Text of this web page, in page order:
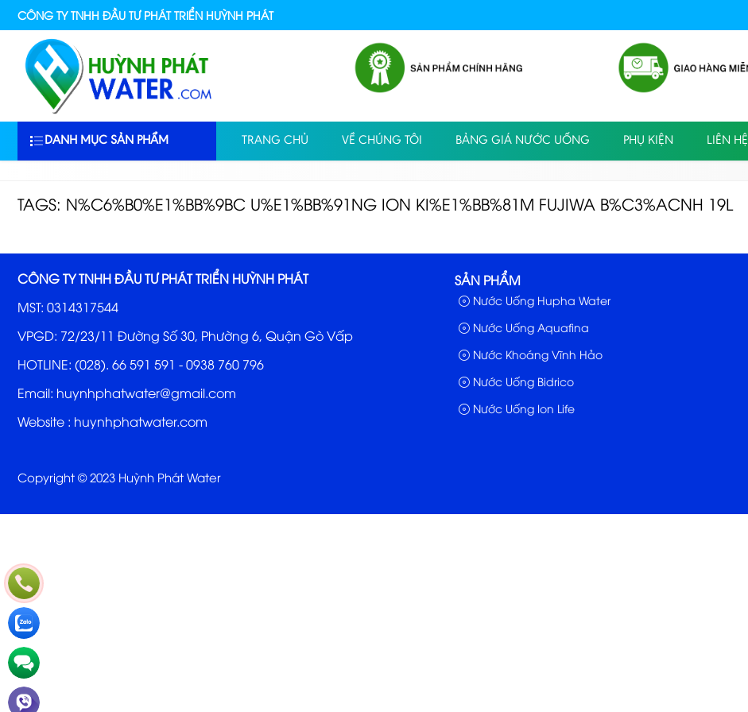
CÔNG TY TNHH ĐẦU TƯ PHÁT TRIỂN HUỲNH PHÁT
DANH MỤC SẢN PHẨM TRANG CHỦ VỀ CHÚNG TÔI BẢNG GIÁ NƯỚC UỐNG PHỤ KIỆN LIÊN HỆ
TAGS: N%C6%B0%E1%BB%9BC U%E1%BB%91NG ION KI%E1%BB%81M FUJIWA B%C3%ACNH 19L
CÔNG TY TNHH ĐẦU TƯ PHÁT TRIỂN HUỲNH PHÁT
MST: 0314317544
VPGD: 72/23/11 Đường Số 30, Phường 6, Quận Gò Vấp
HOTLINE: (028). 66 591 591 - 0938 760 796
Email: huynhphatwater@gmail.com
Website : huynhphatwater.com
SẢN PHẨM
Nước Uống Hupha Water
Nước Uống Aquafina
Nước Khoáng Vĩnh Hảo
Nước Uống Bidrico
Nước Uống Ion Life
Copyright © 2023 Huỳnh Phát Water